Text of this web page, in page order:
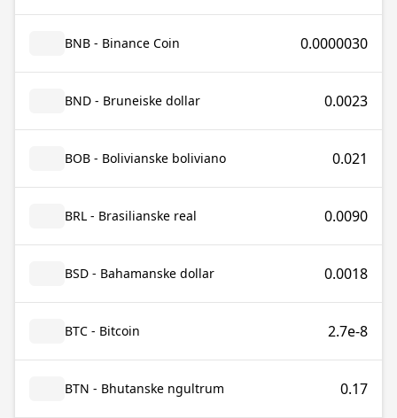
BNB - Binance Coin 0.0000030
BND - Bruneiske dollar 0.0023
BOB - Bolivianske boliviano 0.021
BRL - Brasilianske real 0.0090
BSD - Bahamanske dollar 0.0018
BTC - Bitcoin 2.7e-8
BTN - Bhutanske ngultrum 0.17